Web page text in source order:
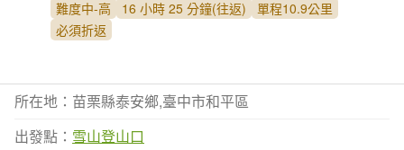
難度中-高 16 小時 25 分鐘(往返)
單程10.9公里
必須折返
所在地：苗栗縣泰安鄉,臺中市和平區
出發點： 雪山登山口